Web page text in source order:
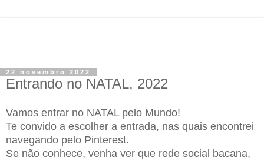
22 novembro 2022
Entrando no NATAL, 2022
Vamos entrar no NATAL pelo Mundo!
Te convido a escolher a entrada, nas quais encontrei
navegando pelo Pinterest.
Se não conhece, venha ver que rede social bacana,